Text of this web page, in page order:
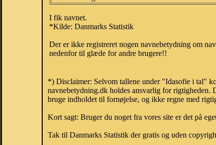
I fik navnet.
*Kilde: Danmarks Statistik
Der er ikke registreret nogen navnebetydning om
nedenfor til glæde for andre brugere!!
*) Disclaimer: Selvom tallene under "Idasofie i tal"
navnebetydning.dk holdes ansvarlig for rigtigheden.
bruge indholdet til fornøjelse, og ikke regne med
Kort sagt: Bruger du noget fra vores site er det på
Tak til Danmarks Statistik der gratis og uden